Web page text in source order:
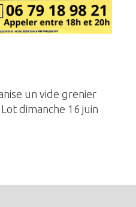
un vide grenier
dimanche 16 juin